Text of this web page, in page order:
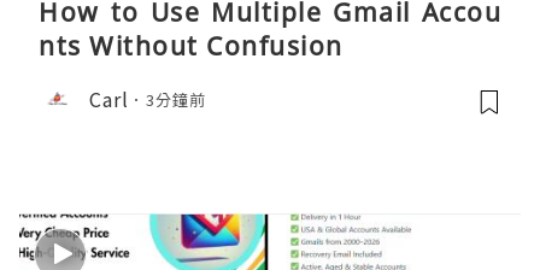
How to Use Multiple Gmail Accou
nts Without Confusion
Carl 3分鐘前